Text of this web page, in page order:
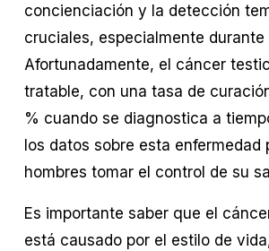
concienciación y la detección
cruciales, especialmente durante
Afortunadamente, el cáncer
tratable, con una tasa de
% cuando se diagnostica a
los datos sobre esta enfermedad
hombres tomar el control de su
Es importante saber que el
está causado por el estilo de